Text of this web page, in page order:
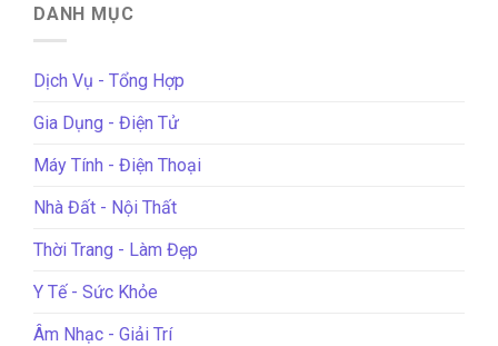
DANH MỤC
Dịch Vụ - Tổng Hợp
Gia Dụng - Điện Tử
Máy Tính - Điện Thoại
Nhà Đất - Nội Thất
Thời Trang - Làm Đẹp
Y Tế - Sức Khỏe
Âm Nhạc - Giải Trí